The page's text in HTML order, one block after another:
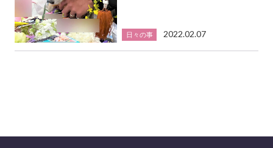
日々の事 2022.02.07